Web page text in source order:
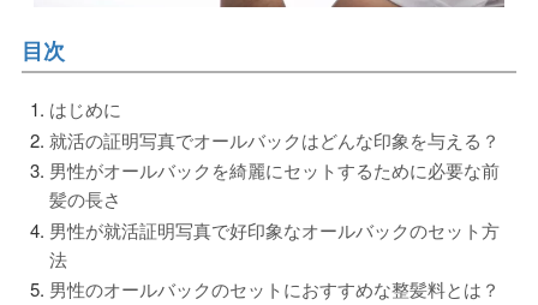
目次
はじめに
就活の証明写真でオールバックはどんな印象を与える？
男性がオールバックを綺麗にセットするために必要な前
髪の長さ
男性が就活証明写真で好印象なオールバックのセット方
法
男性のオールバックのセットにおすすめな整髪料とは？